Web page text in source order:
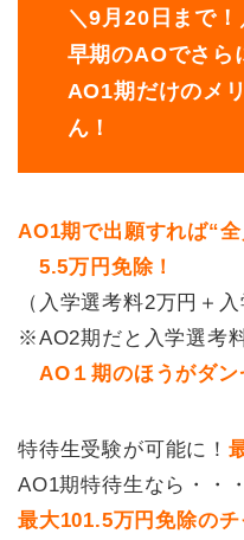
＼9月20日まで！
早期のAOでさら
AO1期だけのメ
ん！
AO1期で出願すれば“全
5.5万円免除！
（入学選考料2万円＋
※AO2期だと入学選考
AO１期のほうがダン
特待生受験が可能に！
AO1期特待生なら・・・
最大101.5万円免除のチ